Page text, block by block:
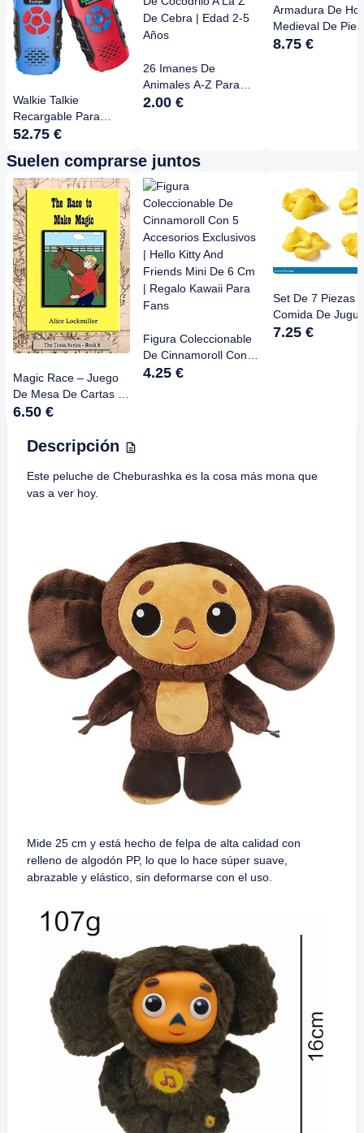
Walkie Talkie
Recargable Para
Niños Con Brújula, 48
Y 3 Km De Alcance –
Pack De 3 Unidades
52.75 €
26 Imanes De
Animales A-Z Para
Nevera | Educativo Y
Años
2.00 €
Armadura De
Medieval De Piel
Sintética | Set
8.75 €
Suelen comprarse juntos
Magic Race – Juego
De Mesa De Cartas Y
Habilidad Para Toda
6.50 €
Figura Coleccionable
De Cinnamoroll Con 5
Accesorios Exclusivos
4.25 €
Set De 7 Piezas
Comida De
Pan Rebanado Y
7.25 €
Descripción
Este peluche de Cheburashka es la cosa más mona que
vas a ver hoy.
Mide 25 cm y está hecho de felpa de alta calidad con
relleno de algodón PP, lo que lo hace súper suave,
abrazable y elástico, sin deformarse con el uso.